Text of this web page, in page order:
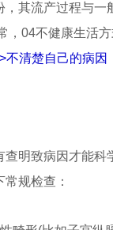
其流产过程与
，04不健康生活
不清楚自己的病因
明致病因才能
规检查：